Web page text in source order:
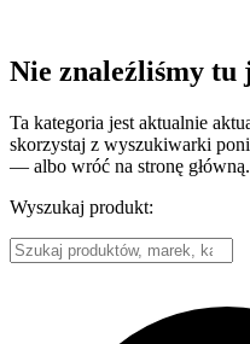
Nie znaleźliśmy tu
Ta kategoria jest aktualnie
skorzystaj z wyszukiwarki
— albo wróć na stronę główną.
Wyszukaj produkt: